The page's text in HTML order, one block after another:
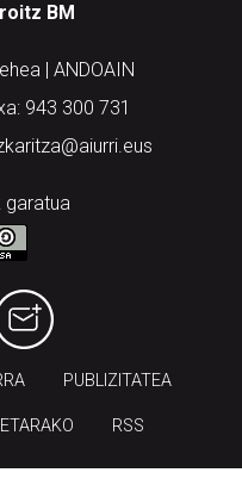
BM
| ANDOAIN
943 300 731
garatua
PUBLIZITATEA
RSS